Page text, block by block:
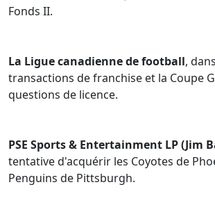
Fonds II.
La Ligue canadienne de football,
transactions de franchise et la Coupe
questions de licence.
PSE Sports & Entertainment LP (Jim
tentative d'acquérir les Coyotes de
Penguins de Pittsburgh.